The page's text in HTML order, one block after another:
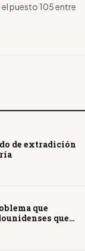
puesto 105 entre
de extradición
que
que